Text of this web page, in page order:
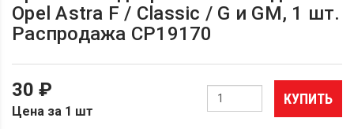
Opel Astra F / Classic / G и GM, 1 шт.
Распродажа СР19170
30 ₽
Цена за 1 шт
КУПИТЬ